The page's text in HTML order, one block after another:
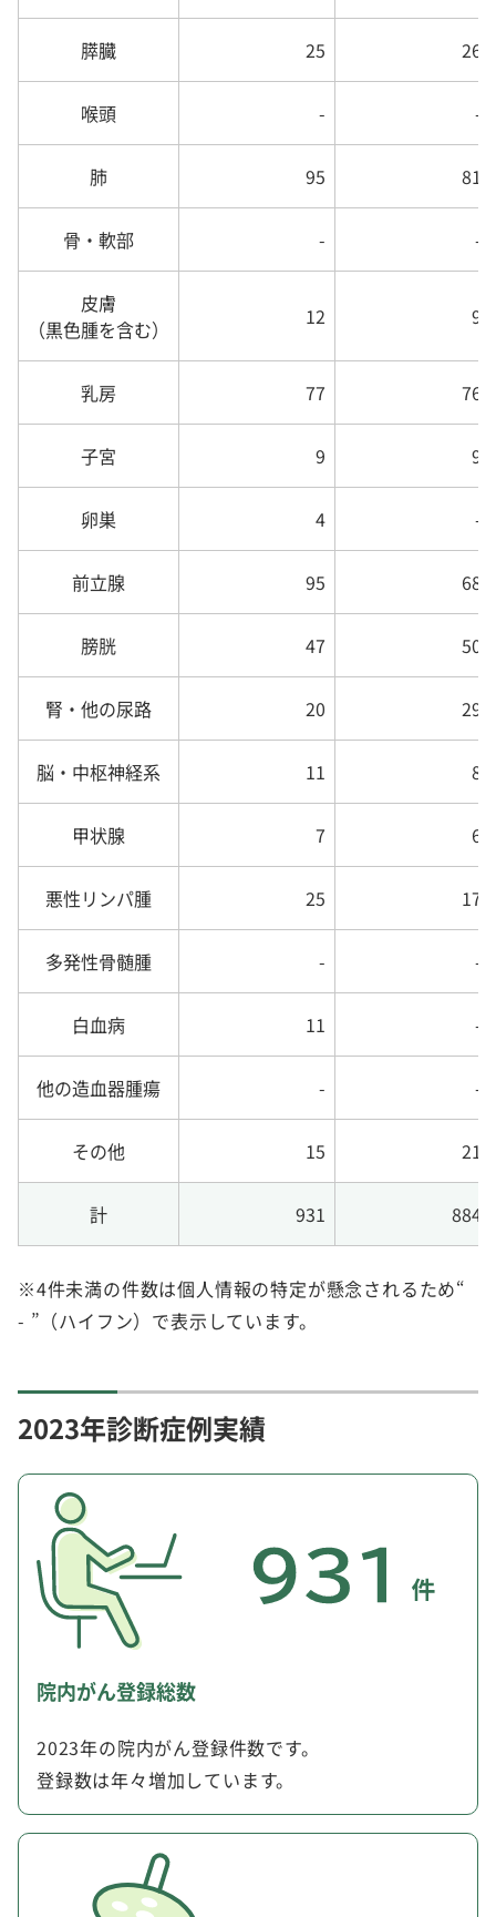
膵臓 25 26
喉頭 - -
肺 95 81
骨・軟部 - -
皮膚
（黒色腫を含む）
12 9
乳房 77 76
子宮 9 9
卵巣 4 -
前立腺 95 68
膀胱 47 50
腎・他の尿路 20 29
脳・中枢神経系 11 8
甲状腺 7 6
悪性リンパ腫 25 17
多発性骨髄腫 - -
白血病 11 -
他の造血器腫瘍 - -
その他 15 21
計 931 884
※4件未満の件数は個人情報の特定が懸念されるため“
- ”（ハイフン）で表示しています。
2023年診断症例実績
院内がん登録総数
2023年の院内がん登録件数です。
登録数は年々増加しています。